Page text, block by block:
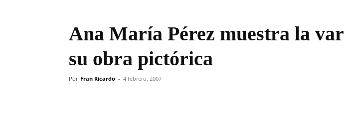
Ana María Pérez muestra la
su obra pictórica
Por Fran Ricardo - 4 febrero, 2007